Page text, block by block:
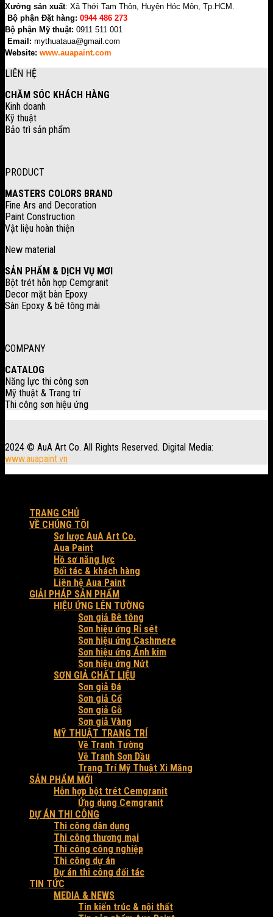
Xưởng sản xuất: Xã Thới Tam Thôn, Huyện Hóc Môn, Tp.HCM.
Bộ phận Đặt hàng: 0944 486 273
Bộ phận Mỹ thuật: 0911 511 001
Email: mythuataua@gmail.com
Website: www.auapaint.com
LIÊN HỆ
CHĂM SÓC KHÁCH HÀNG
Kinh doanh
Kỹ thuật
Bảo trì sản phẩm
PRODUCT
MASTERS COLORS BRAND
Fine Ars and Decoration
Paint Construction
Vật liệu hoàn thiện
New material
SẢN PHẨM & DỊCH VỤ MƠI
Bột trét hỗn hợp Cemgranit
Decor mặt bàn Epoxy
Sàn Epoxy & bê tông mài
COMPANY
CATALOG
Năng lực thi công sơn
Mỹ thuật & Trang trí
Thi công sơn hiệu ứng
2024 © AuA Art Co. All Rights Reserved. Digital Media:
www.auapaint.vn
TRANG CHỦ
VỀ CHÚNG TÔI
Sơ lược AuA Art Co.
Aua Paint
Hồ sơ năng lực
Đối tác & khách hàng
Liên hệ Aua Paint
GIẢI PHÁP SẢN PHẨM
HIỆU ỨNG LÊN TƯỜNG
Sơn giả Bê tông
Sơn hiệu ứng Rỉ sét
Sơn hiệu ứng Cashmere
Sơn hiệu ứng Ánh kim
Sơn hiệu ứng Nứt
SƠN GIẢ CHẤT LIỆU
Sơn giả Đá
Sơn giả Cổ
Sơn giả Gỗ
Sơn giả Vàng
MỸ THUẬT TRANG TRÍ
Vẽ Tranh Tường
Vẽ Tranh Sơn Dầu
Trang Trí Mỹ Thuật Xi Măng
SẢN PHẨM MỚI
Hỗn hợp bột trét Cemgranit
Ứng dụng Cemgranit
DỰ ÁN THI CÔNG
Thi công dân dụng
Thi công thương mại
Thi công công nghiệp
Thi công dự án
Dự án thi công đối tác
TIN TỨC
MEDIA & NEWS
Tin kiến trúc & nội thất